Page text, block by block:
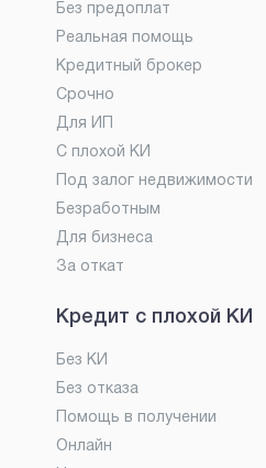
Без предоплат
Реальная помощь
Кредитный брокер
Срочно
Для ИП
С плохой КИ
Под залог недвижимости
Безработным
Для бизнеса
За откат
Кредит с плохой КИ
Без КИ
Без отказа
Помощь в получении
Онлайн